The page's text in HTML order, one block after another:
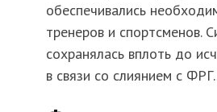
обеспечивались
тренеров и спортсменов.
сохранялась вплоть до
в связи со слиянием с ФРГ.